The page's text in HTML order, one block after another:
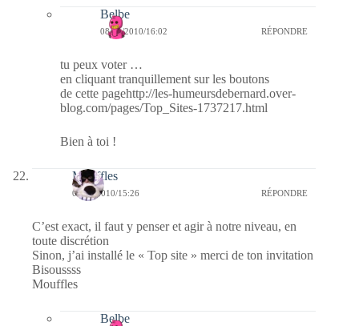
Belbe
08/01/2010/16:02 RÉPONDRE
tu peux voter …
en cliquant tranquillement sur les boutons
de cette pagehttp://les-humeursdebernard.over-
blog.com/pages/Top_Sites-1737217.html
Bien à toi !
Mouffles
08/01/2010/15:26 RÉPONDRE
C’est exact, il faut y penser et agir à notre niveau, en
toute discrétion
Sinon, j’ai installé le « Top site » merci de ton invitation
Bisoussss
Mouffles
Belbe